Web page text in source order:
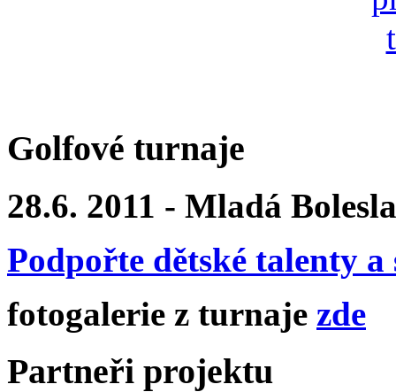
Golfové turnaje
28.6. 2011 - Mladá
Podpořte dětské talenty
fotogalerie z turnaje zde
Partneři projektu